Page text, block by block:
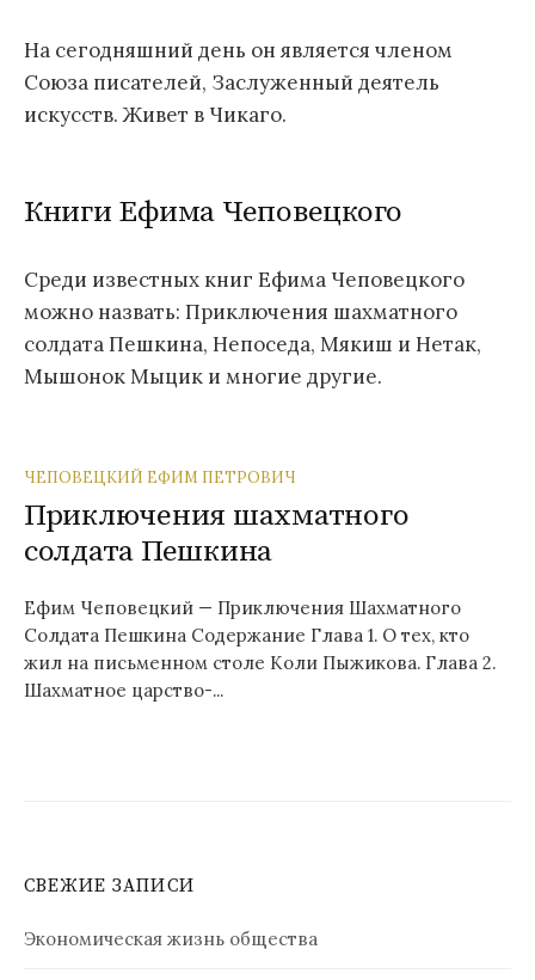
На сегодняшний день он является членом
Союза писателей, Заслуженный деятель
искусств. Живет в Чикаго.
Книги Ефима Чеповецкого
Среди известных книг Ефима Чеповецкого
можно назвать: Приключения шахматного
солдата Пешкина, Непоседа, Мякиш и Нетак,
Мышонок Мыцик и многие другие.
ЧЕПОВЕЦКИЙ ЕФИМ ПЕТРОВИЧ
Приключения шахматного
солдата Пешкина
Ефим Чеповецкий — Приключения Шахматного
Солдата Пешкина Содержание Глава 1. О тех, кто
жил на письменном столе Коли Пыжикова. Глава 2.
Шахматное царство-...
СВЕЖИЕ ЗАПИСИ
Экономическая жизнь общества